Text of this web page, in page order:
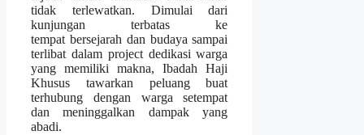
tidak terlewatkan. Dimulai dari
kunjungan terbatas ke
tempat bersejarah dan budaya sampai
terlibat dalam project dedikasi warga
yang memiliki makna, Ibadah Haji
Khusus tawarkan peluang buat
terhubung dengan warga setempat
dan meninggalkan dampak yang
abadi.